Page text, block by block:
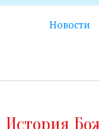
Новости
История